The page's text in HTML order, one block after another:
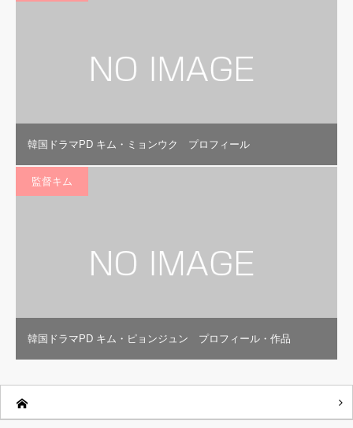
韓国ドラマPD キム・ミョンウク プロフィール
監督キム
韓国ドラマPD キム・ピョンジュン プロフィール・作品